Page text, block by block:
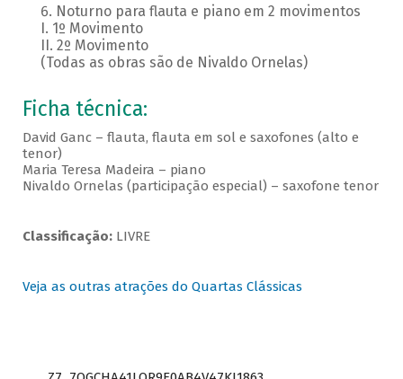
Noturno para flauta e piano em 2 movimentos
I. 1º Movimento
II. 2º Movimento
(Todas as obras são de Nivaldo Ornelas)
Ficha técnica:
David Ganc – flauta, flauta em sol e saxofones (alto e
tenor)
Maria Teresa Madeira – piano
Nivaldo Ornelas (participação especial) – saxofone tenor
Classificação:LIVRE
Veja as outras atrações do Quartas Clássicas